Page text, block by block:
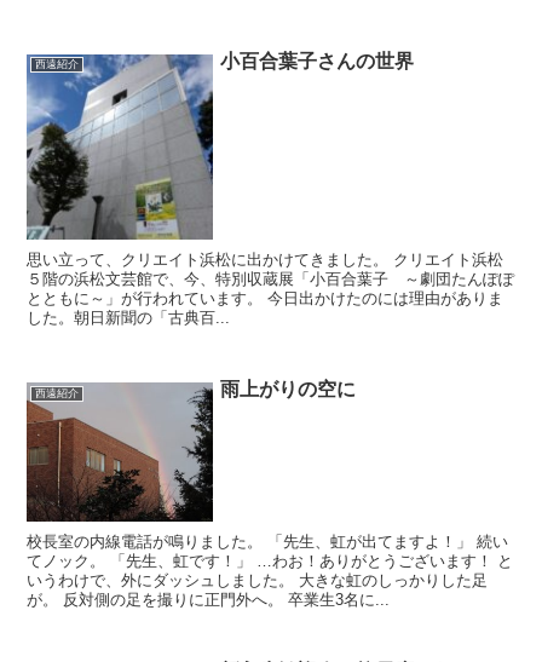
西遠紹介 小百合葉子さんの世界
思い立って、クリエイト浜松に出かけてきました。 クリエイト浜松
５階の浜松文芸館で、今、特別収蔵展「小百合葉子 ～劇団たんぽぽ
とともに～」が行われています。 今日出かけたのには理由がありま
した。朝日新聞の「古典百...
西遠紹介 雨上がりの空に
校長室の内線電話が鳴りました。 「先生、虹が出てますよ！」 続い
てノック。 「先生、虹です！」 …わお！ありがとうございます！ と
いうわけで、外にダッシュしました。 大きな虹のしっかりした足
が。 反対側の足を撮りに正門外へ。 卒業生3名に...